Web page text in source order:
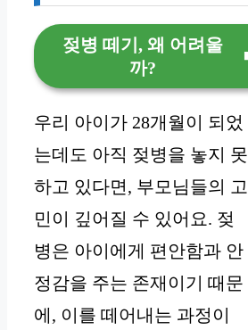
젖병 떼기, 왜 어려울
까?
우리 아이가 28개월이 되었
는데도 아직 젖병을 놓지 못
하고 있다면, 부모님들의 고
민이 깊어질 수 있어요. 젖
병은 아이에게 편안함과 안
정감을 주는 존재이기 때문
에, 이를 떼어내는 과정이